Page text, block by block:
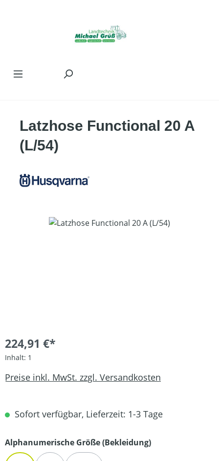
Latzhose Functional 20 A
(L/54)
Bildergalerie überspringen
224,91 €*
Inhalt: 1
Preise inkl. MwSt. zzgl. Versandkosten
Sofort verfügbar, Lieferzeit: 1-3 Tage
Alphanumerische Größe (Bekleidung)auswählen